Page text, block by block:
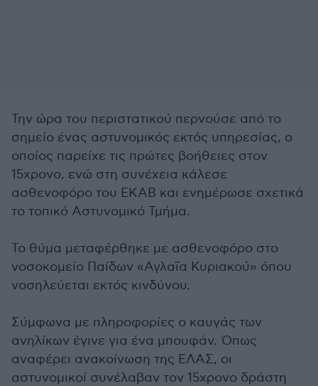
Την ώρα του περιστατικού περνούσε από το
σημείο ένας αστυνομικός εκτός υπηρεσίας, ο
οποίος παρείχε τις πρώτες βοήθειες στον
15χρονο, ενώ στη συνέχεια κάλεσε
ασθενοφόρο του ΕΚΑΒ και ενημέρωσε σχετικά
το τοπικό Αστυνομικό Τμήμα.
Το θύμα μεταφέρθηκε με ασθενοφόρο στο
νοσοκομείο Παίδων «Αγλαΐα Κυριακού» όπου
νοσηλεύεται εκτός κινδύνου.
Σύμφωνα με πληροφορίες ο καυγάς των
ανηλίκων έγινε για ένα μπουφάν. Όπως
αναφέρει ανακοίνωση της ΕΛΑΣ, οι
αστυνομικοί συνέλαβαν τον 15χρονο δράστη